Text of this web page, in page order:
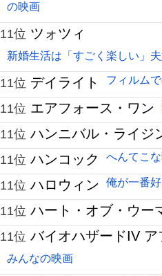
の映画
11位 ツォツィ
新婚生活は「すごく楽しい」
11位 デイライト フィルム
11位 エアフォース・ワン
11位 ハンニバル・ライジ
11位 ハンコック へんてこ
11位 ハロウィン 俺が一番
11位 ハート・オブ・ウー
11位 バイオハザードIV ア
みんなの映画